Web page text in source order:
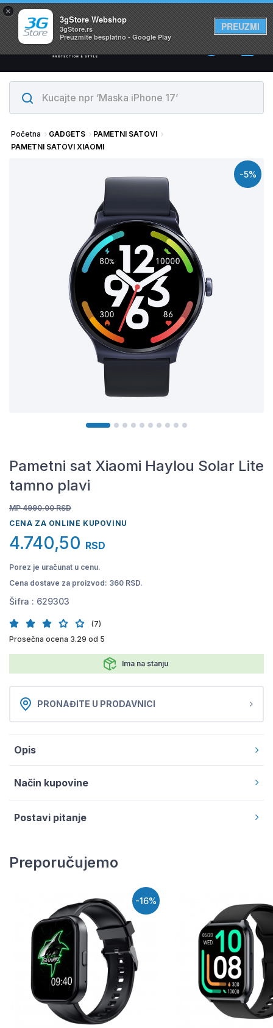
×
3gStore Webshop
3gStore.rs
Preuzmite besplatno - Google Play
PREUZMI
Svi proizvodi su na lageru. Slanje istog dana!
0
Početna GADGETS
PAMETNI SATOVI
PAMETNI SATOVI XIAOMI
-5%
Pametni sat Xiaomi Haylou Solar Lite
tamno plavi
MP 4990.00 RSD
CENA ZA ONLINE KUPOVINU
4.740,50 RSD
Porez je uračunat u cenu.
Cena dostave za proizvod: 360 RSD.
Šifra : 629303
(7)
Prosečna ocena 3.29 od 5
Ima na stanju
PRONAĐITE U PRODAVNICI
Opis
Način kupovine
Postavi pitanje
Preporučujemo
-16%